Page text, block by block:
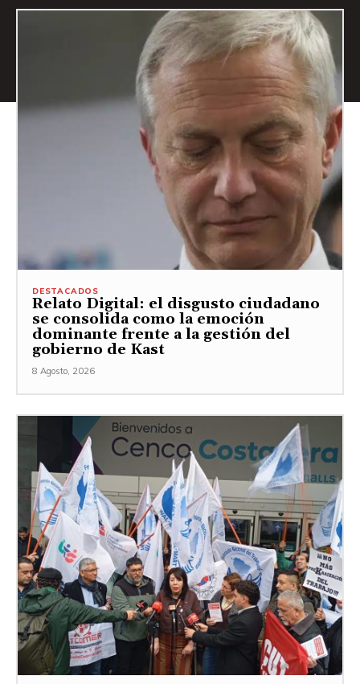
DESTACADOS
Relato Digital: el disgusto ciudadano
se consolida como la emoción
dominante frente a la gestión del
gobierno de Kast
8 Agosto, 2026